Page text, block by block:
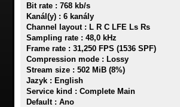
Bit rate : 768 kb/s
Kanál(y) : 6 kanály
Channel layout : L R C LFE Ls Rs
Sampling rate : 48,0 kHz
Frame rate : 31,250 FPS (1536 SPF)
Compression mode : Lossy
Stream size : 502 MiB (8%)
Jazyk : English
Service kind : Complete Main
Default : Ano